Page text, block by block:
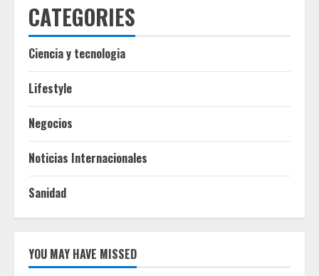
CATEGORIES
Ciencia y tecnologia
Lifestyle
Negocios
Noticias Internacionales
Sanidad
YOU MAY HAVE MISSED